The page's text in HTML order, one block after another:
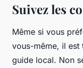
Suivez les
Même si vous
vous-même, il est
guide local. Non